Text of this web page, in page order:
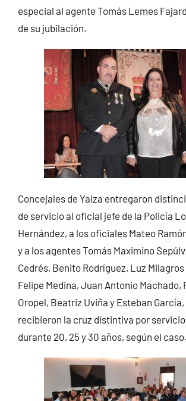
especial al agente Tomás Lemes
de su jubilación.
Concejales de Yaiza entregaron
de servicio al oficial jefe de la Policía
Hernández, a los oficiales Mateo
y a los agentes Tomás Maximino
Cedrés, Benito Rodríguez, Luz
Felipe Medina, Juan Antonio Machado,
Oropel, Beatriz Uviña y Esteban
recibieron la cruz distintiva por
durante 20, 25 y 30 años, según el caso.